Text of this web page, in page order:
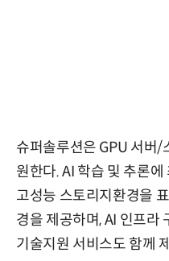
슈퍼솔루션은 GPU 서버/
원한다. AI 학습 및 추론
고성능 스토리지환경을
경을 제공하며, AI 인프라
기술지원 서비스도 함께